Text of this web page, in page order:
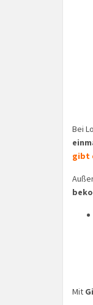
Bei
gibt
Mit